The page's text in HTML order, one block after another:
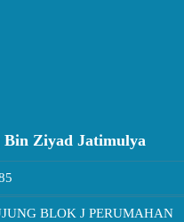
Ziyad Jatimulya
BLOK J PERUMAHAN